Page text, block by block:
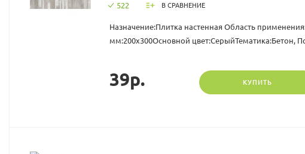
522 В СРАВНЕНИЕ
Назначение:Плитка настенная Область
мм:200х300Основной цвет:СерыйТематика:Бетон,
39р. КУПИТЬ